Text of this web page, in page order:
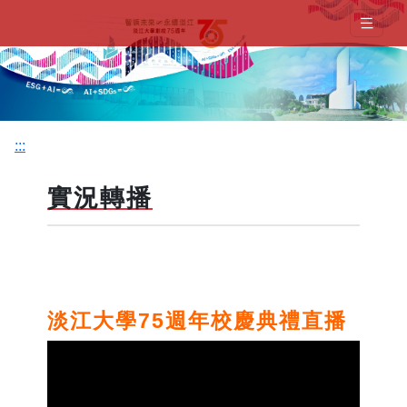
:::
實況轉播
淡江大學75週年校慶典禮直播